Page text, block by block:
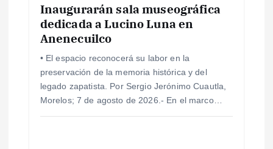
Inaugurarán sala museográfica
dedicada a Lucino Luna en
Anenecuilco
• El espacio reconocerá su labor en la
preservación de la memoria histórica y del
legado zapatista. Por Sergio Jerónimo Cuautla,
Morelos; 7 de agosto de 2026.- En el marco…